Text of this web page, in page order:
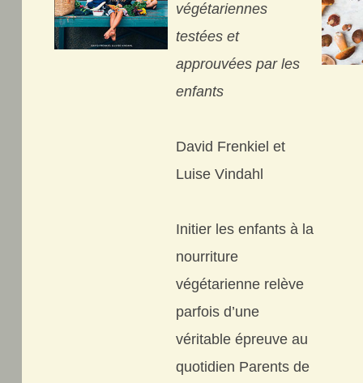
végétariennes
testées et
approuvées par les
enfants
David Frenkiel et
Luise Vindahl
Initier les enfants à la
nourriture
végétarienne relève
parfois d’une
véritable épreuve au
quotidien Parents de